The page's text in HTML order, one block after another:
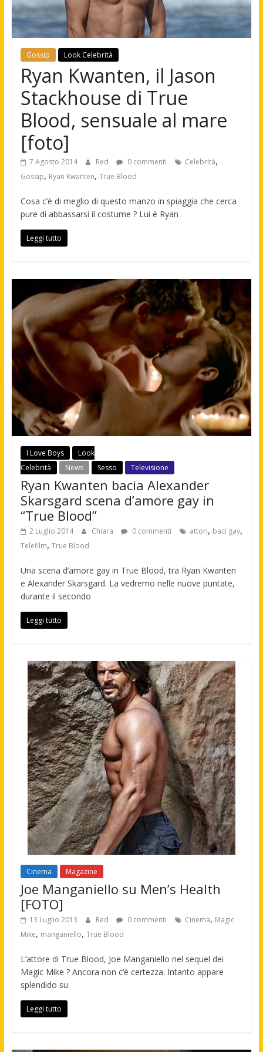
Gossip Look Celebrità
Ryan Kwanten, il Jason
Stackhouse di True
Blood, sensuale al mare
[foto]
7 Agosto 2014 Red 0 commenti Celebrità,
Gossip, Ryan Kwanten, True Blood
Cosa c’è di meglio di questo manzo in spiaggia che cerca
pure di abbassarsi il costume ? Lui è Ryan
Leggi tutto
I Love Boys
Look
Celebrità
News Sesso Televisione
Ryan Kwanten bacia Alexander
Skarsgard scena d’amore gay in
“True Blood”
2 Luglio 2014 Chiara 0 commenti attori, baci gay,
Telefilm, True Blood
Una scena d’amore gay in True Blood, tra Ryan Kwanten
e Alexander Skarsgard. La vedremo nelle nuove puntate,
durante il secondo
Leggi tutto
Cinema Magazine
Joe Manganiello su Men’s Health
[FOTO]
13 Luglio 2013 Red 0 commenti Cinema, Magic
Mike, manganiello, True Blood
L’attore di True Blood, Joe Manganiello nel sequel dei
Magic Mike ? Ancora non c’è certezza. Intanto appare
splendido su
Leggi tutto